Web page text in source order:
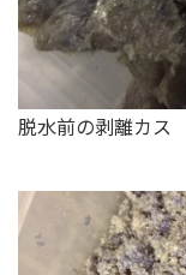
脱水前の剥離カス